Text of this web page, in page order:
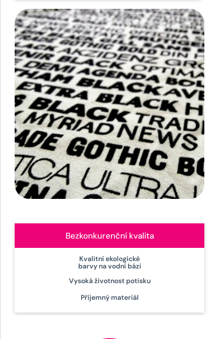
Bezkonkurenční kvalita
Kvalitní ekologické
barvy na vodní bázi
Vysoká životnost potisku
Příjemný materiál